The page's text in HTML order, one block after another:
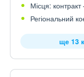
Місця:
Регіональний
ще 13